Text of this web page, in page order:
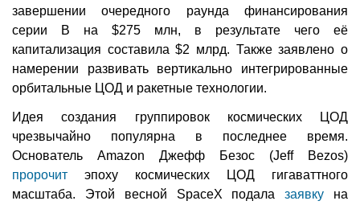
завершении очередного раунда финансирования
серии B на $275 млн, в результате чего её
капитализация составила $2 млрд. Также заявлено о
намерении развивать вертикально интегрированные
орбитальные ЦОД и ракетные технологии.
Идея создания группировок космических ЦОД
чрезвычайно популярна в последнее время.
Основатель Amazon Джефф Безос (Jeff Bezos)
пророчит эпоху космических ЦОД гигаваттного
масштаба. Этой весной SpaceX подалазаявку на